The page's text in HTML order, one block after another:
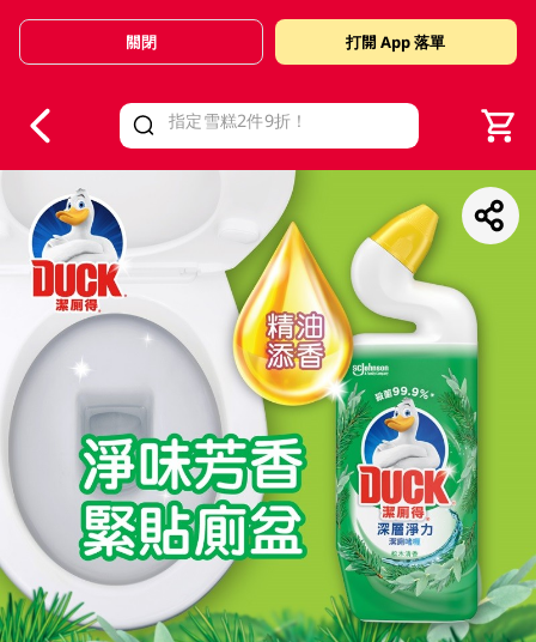
Valid Until 30 June 2026
關閉 打開 App 落單